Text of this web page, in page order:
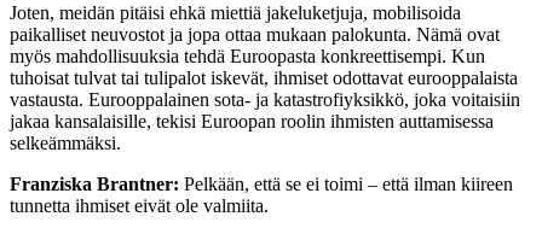
Joten, meidän pitäisi ehkä miettiä jakeluketjuja, mobilisoida
paikalliset neuvostot ja jopa ottaa mukaan palokunta. Nämä ovat
myös mahdollisuuksia tehdä Euroopasta konkreettisempi. Kun
tuhoisat tulvat tai tulipalot iskevät, ihmiset odottavat eurooppalaista
vastausta. Eurooppalainen sota- ja katastrofiyksikkö, joka voitaisiin
jakaa kansalaisille, tekisi Euroopan roolin ihmisten auttamisessa
selkeämmäksi.
Franziska Brantner: Pelkään, että se ei toimi – että ilman kiireen
tunnetta ihmiset eivät ole valmiita.